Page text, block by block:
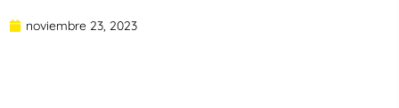
noviembre 23, 2023